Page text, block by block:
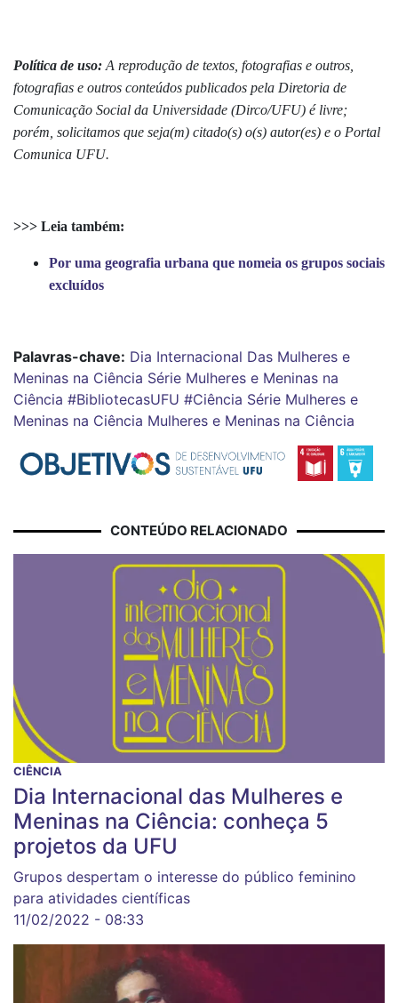
Política de uso: A reprodução de textos, fotografias e outros,
fotografias e outros conteúdos publicados pela Diretoria de
Comunicação Social da Universidade (Dirco/UFU) é livre;
porém, solicitamos que seja(m) citado(s) o(s) autor(es) e o Portal
Comunica UFU.
>>> Leia também:
Por uma geografia urbana que nomeia os grupos sociais
excluídos
Palavras-chave: Dia Internacional Das Mulheres e
Meninas na Ciência Série Mulheres e Meninas na
Ciência #BibliotecasUFU #Ciência Série Mulheres e
Meninas na Ciência Mulheres e Meninas na Ciência
CONTEÚDO RELACIONADO
CIÊNCIA
Dia Internacional das Mulheres e
Meninas na Ciência: conheça 5
projetos da UFU
Grupos despertam o interesse do público feminino
para atividades científicas
11/02/2022 - 08:33